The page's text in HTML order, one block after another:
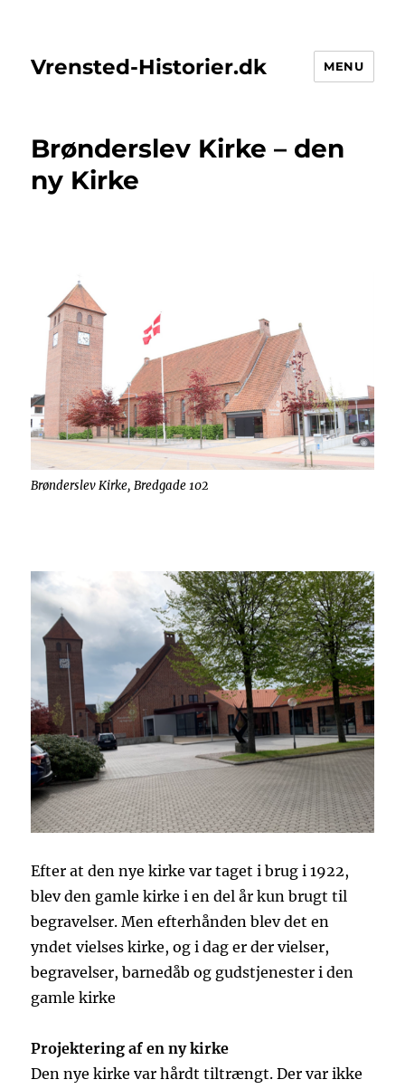
Vrensted-Historier.dk MENU
Brønderslev Kirke – den
ny Kirke
Brønderslev Kirke, Bredgade 102
Efter at den nye kirke var taget i brug i 1922,
blev den gamle kirke i en del år kun brugt til
begravelser. Men efterhånden blev det en
yndet vielses kirke, og i dag er der vielser,
begravelser, barnedåb og gudstjenester i den
gamle kirke
Projektering af en ny kirke
Den nye kirke var hårdt tiltrængt. Der var ikke